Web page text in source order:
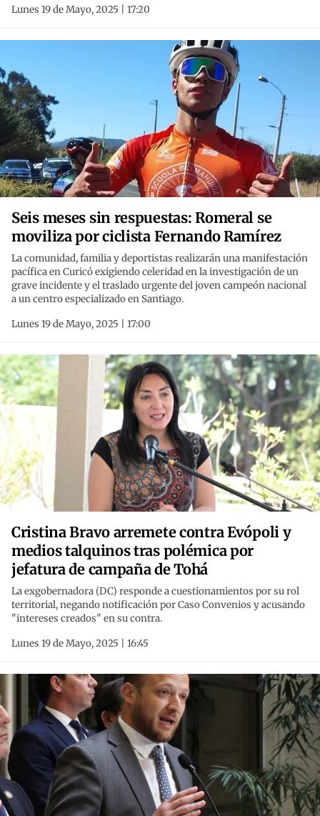
Lunes 19 de Mayo, 2025 | 17:20
Seis meses sin respuestas: Romeral se
moviliza por ciclista Fernando Ramírez
La comunidad, familia y deportistas realizarán una manifestación
pacífica en Curicó exigiendo celeridad en la investigación de un
grave incidente y el traslado urgente del joven campeón nacional
a un centro especializado en Santiago.
Lunes 19 de Mayo, 2025 | 17:00
Cristina Bravo arremete contra Evópoli y
medios talquinos tras polémica por
jefatura de campaña de Tohá
La exgobernadora (DC) responde a cuestionamientos por su rol
territorial, negando notificación por Caso Convenios y acusando
"intereses creados" en su contra.
Lunes 19 de Mayo, 2025 | 16:45